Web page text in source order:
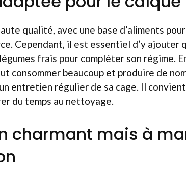
qualité, avec une base d’aliments
Cependant, il est essentiel d’y ajouter
frais pour compléter son régime.
consommer beaucoup et produire de
entretien régulier de sa cage. Il
du temps au nettoyage.
charmant mais à